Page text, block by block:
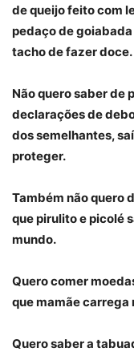
de queijo feito com
pedaço de
tacho de fazer doce.
Não quero saber de
declarações de
dos semelhantes,
proteger.
Também não quero
que pirulito e picolé
mundo.
Quero comer
que mamãe carrega
Quero saber a